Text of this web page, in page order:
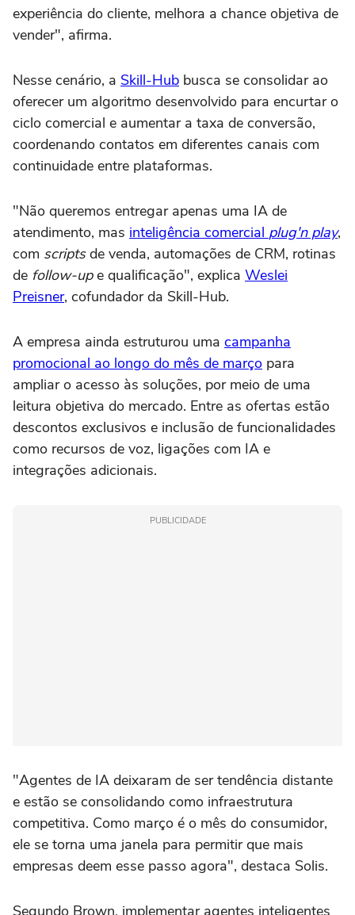
experiência do cliente, melhora a chance objetiva de
vender", afirma.
Nesse cenário, a Skill-Hub busca se consolidar ao
oferecer um algoritmo desenvolvido para encurtar o
ciclo comercial e aumentar a taxa de conversão,
coordenando contatos em diferentes canais com
continuidade entre plataformas.
"Não queremos entregar apenas uma IA de
atendimento, mas inteligência comercial plug'n play,
com scriptsde venda, automações de CRM, rotinas
de follow-upe qualificação", explica Weslei
Preisner, cofundador da Skill-Hub.
A empresa ainda estruturou uma campanha
promocional ao longo do mês de março para
ampliar o acesso às soluções, por meio de uma
leitura objetiva do mercado. Entre as ofertas estão
descontos exclusivos e inclusão de funcionalidades
como recursos de voz, ligações com IA e
integrações adicionais.
PUBLICIDADE
"Agentes de IA deixaram de ser tendência distante
e estão se consolidando como infraestrutura
competitiva. Como março é o mês do consumidor,
ele se torna uma janela para permitir que mais
empresas deem esse passo agora", destaca Solis.